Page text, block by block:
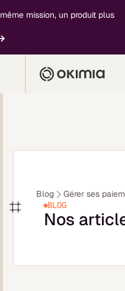
mission, un produit plus
Blog Gérer ses
BLOG
Nos